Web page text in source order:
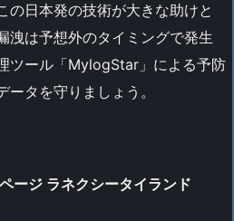
の日本発の技術が大きな助けと
洩は予想外のタイミングで発生
ツール「MylogStar」による予防
タを守りましょう。
ージ ラネクシータイランド